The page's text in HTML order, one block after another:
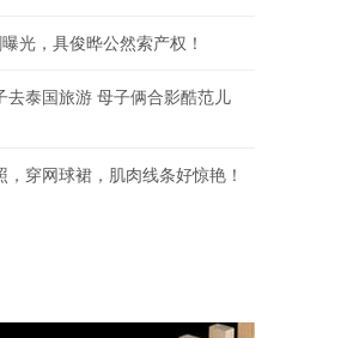
光，具俊晔公然索产权！
去泰国旅游 母子俩合影酷范儿
，穿网球裙，肌肉线条好惊艳！